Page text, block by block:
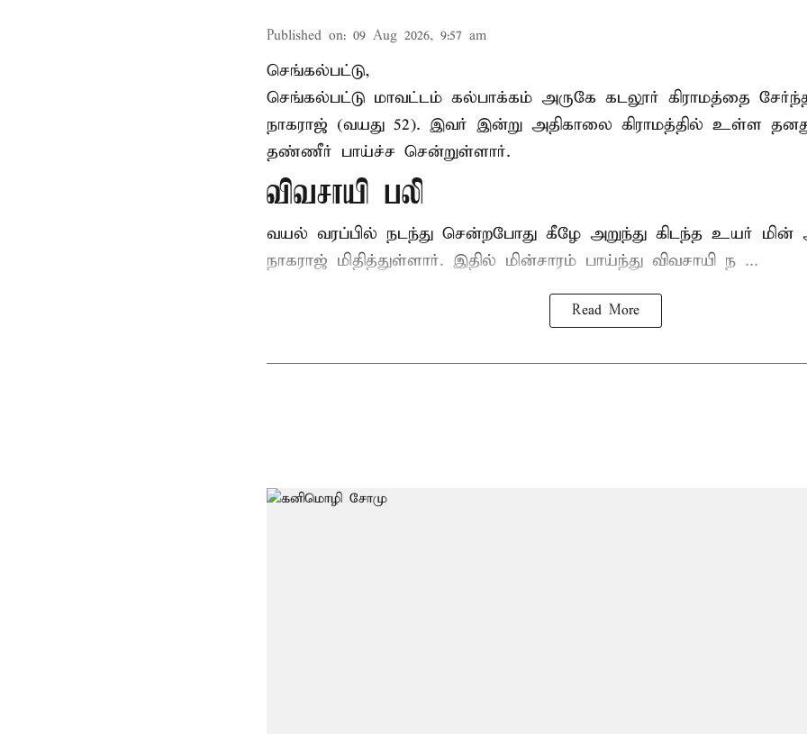
Published on: 09 Aug 2026, 9:57 am
செங்கல்பட்டு,
செங்கல்பட்டு மாவட்டம் கல்பாக்கம் அருகே கடலூர் கிராமத்தை
நாகராஜ் (வயது 52). இவர் இன்று அதிகாலை கிராமத்தில் உள்ள
தண்ணீர் பாய்ச்ச சென்றுள்ளார்.
விவசாயி பலி
வயல் வரப்பில் நடந்து சென்றபோது கீழே அறுந்து கிடந்த உயர் மின்
நாகராஜ் மிதித்துள்ளார். இதில் மின்சாரம் பாய்ந்து விவசாயி ந ...
Read More